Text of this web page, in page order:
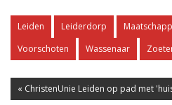
Leiden Leiderdorp
Voorschoten
Wassenaar
« ChristenUnie Leiden op pad met